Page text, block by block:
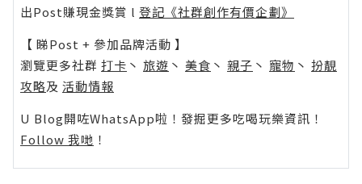
出Post賺現金獎賞 l 登記《社群創作有價企劃》
【 睇Post + 參加品牌活動 】
瀏覽更多社群 打卡 丶 旅遊 丶 美食 丶 親子 丶 寵物 丶 扮靚
攻略及 活動情報
U Blog開咗WhatsApp啦！發掘更多吃喝玩樂資訊！
Follow 我哋 ！